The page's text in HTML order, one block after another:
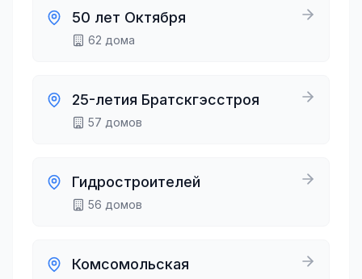
50 лет Октября
62 дома
25-летия Братскгэсстроя
57 домов
Гидростроителей
56 домов
Комсомольская